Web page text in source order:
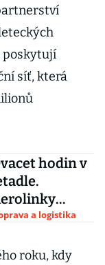
poskytují
síť, která
hodin v
trasu,
označuje
a logistika
roku, kdy